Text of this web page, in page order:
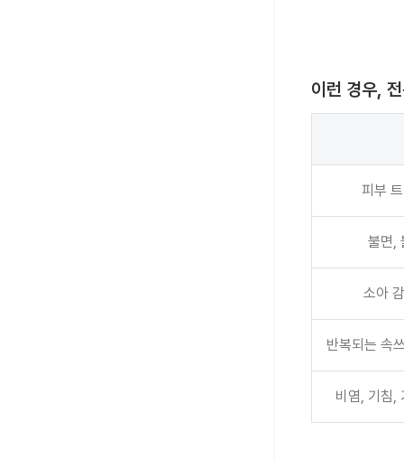
이런 경우,
피부
불면,
소아
반복되는 속
비염, 기침,